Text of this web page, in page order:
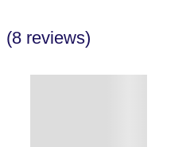
(8 reviews)